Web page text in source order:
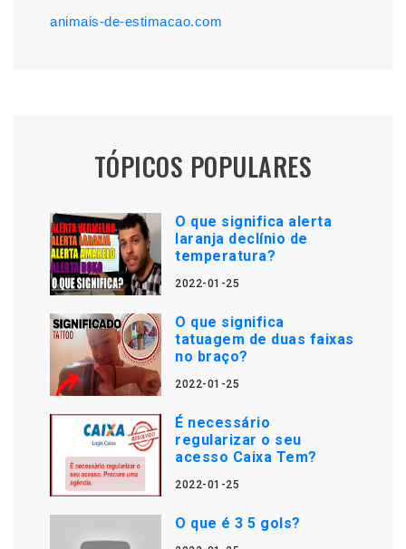
animais-de-estimacao.com
TÓPICOS POPULARES
O que significa alerta
laranja declínio de
temperatura?
2022-01-25
O que significa
tatuagem de duas faixas
no braço?
2022-01-25
É necessário
regularizar o seu
acesso Caixa Tem?
2022-01-25
O que é 3 5 gols?